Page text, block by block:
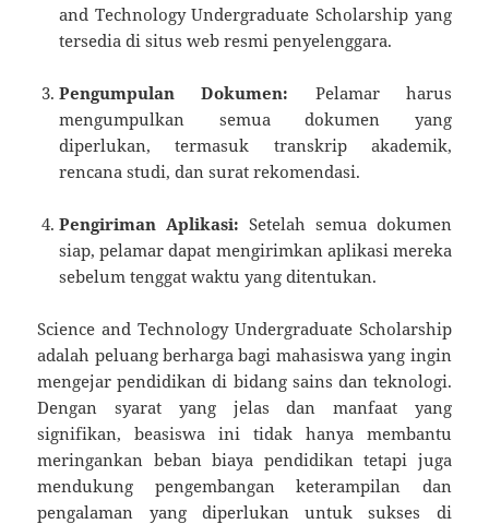
and Technology Undergraduate Scholarship yang
tersedia di situs web resmi penyelenggara.
Pengumpulan Dokumen: Pelamar harus
mengumpulkan semua dokumen yang
diperlukan, termasuk transkrip akademik,
rencana studi, dan surat rekomendasi.
Pengiriman Aplikasi: Setelah semua dokumen
siap, pelamar dapat mengirimkan aplikasi mereka
sebelum tenggat waktu yang ditentukan.
Science and Technology Undergraduate Scholarship
adalah peluang berharga bagi mahasiswa yang ingin
mengejar pendidikan di bidang sains dan teknologi.
Dengan syarat yang jelas dan manfaat yang
signifikan, beasiswa ini tidak hanya membantu
meringankan beban biaya pendidikan tetapi juga
mendukung pengembangan keterampilan dan
pengalaman yang diperlukan untuk sukses di